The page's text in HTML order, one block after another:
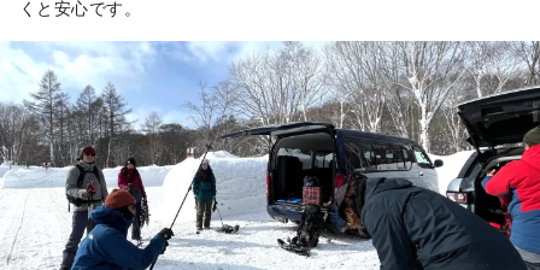
くと安心です。